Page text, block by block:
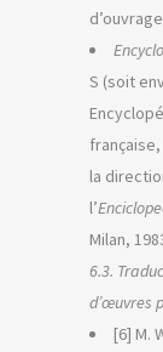
S (soit
la
l’
Milan,
6.3.
d’œuvres
[6] M.